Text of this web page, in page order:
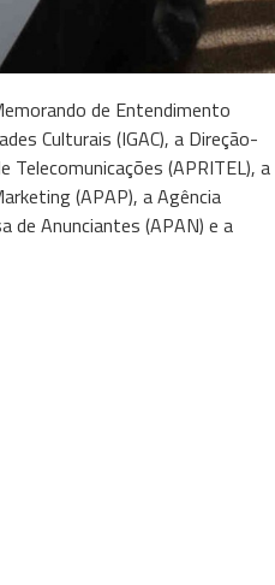
de Entendimento
Culturais (IGAC), a Direção-
Telecomunicações (APRITEL), a
(APAP), a Agência
de Anunciantes (APAN) e a